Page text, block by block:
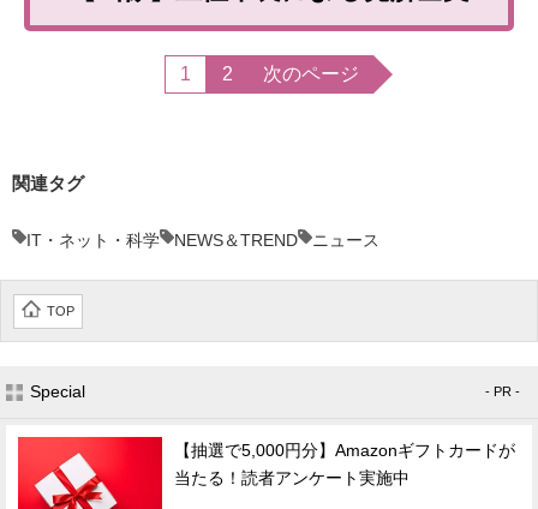
1 2 次のページ
関連タグ
IT・ネット・科学 NEWS＆TREND ニュース
TOP
Special - PR -
【抽選で5,000円分】Amazonギフトカードが
当たる！読者アンケート実施中